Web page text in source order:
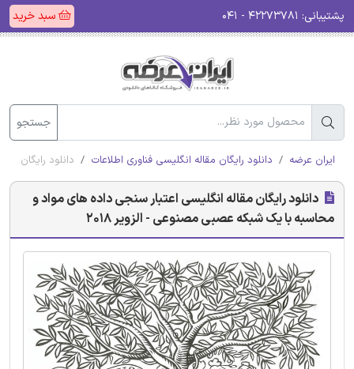
پشتیبانی: سبد خرید
جستجو
ایران عرضه دانلود رایگان مقاله انگلیسی فناوری اطلاعات دانلود رایگان
دانلود رایگان مقاله انگلیسی اعتبار سنجی داده های مواد و
محاسبه با یک شبکه عصبی مصنوعی - الزویر 2018